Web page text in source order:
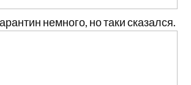
немного, но таки сказался.